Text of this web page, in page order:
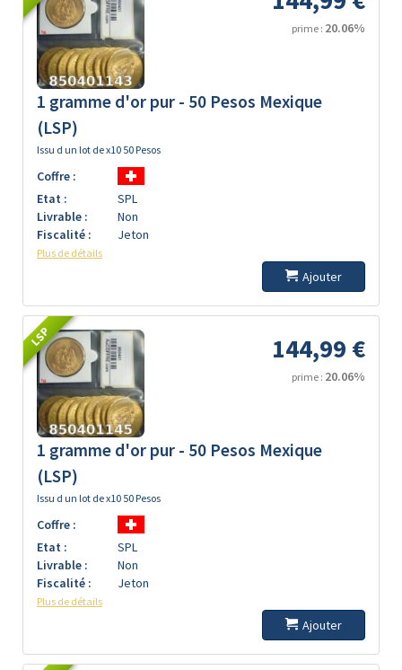
prime : 20.06%
1 gramme d'or pur - 50 Pesos Mexique
(LSP)
Issu d un lot de x10 50 Pesos
Coffre :
Etat :
SPL
Livrable :
Non
Fiscalité :
Jeton
Plus de détails
Ajouter
LSP 144,99 €
prime : 20.06%
1 gramme d'or pur - 50 Pesos Mexique
(LSP)
Issu d un lot de x10 50 Pesos
Coffre :
Etat :
SPL
Livrable :
Non
Fiscalité :
Jeton
Plus de détails
Ajouter